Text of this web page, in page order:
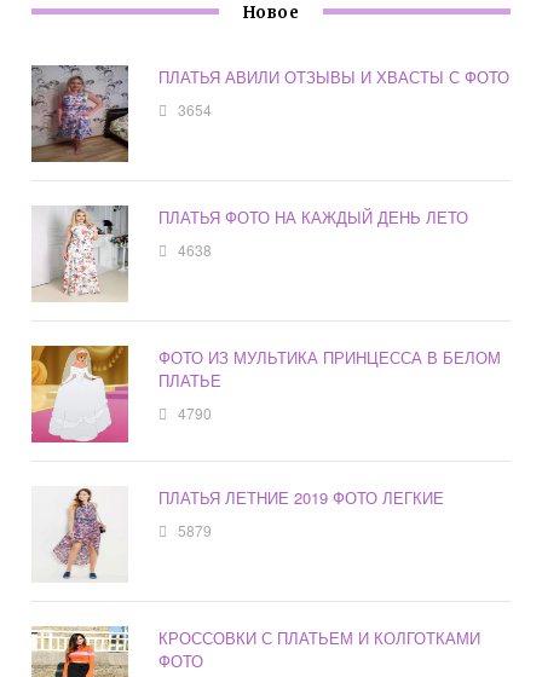
Новое
ПЛАТЬЯ АВИЛИ ОТЗЫВЫ И ХВАСТЫ С ФОТО
3654
ПЛАТЬЯ ФОТО НА КАЖДЫЙ ДЕНЬ ЛЕТО
4638
ФОТО ИЗ МУЛЬТИКА ПРИНЦЕССА В БЕЛОМ
ПЛАТЬЕ
4790
ПЛАТЬЯ ЛЕТНИЕ 2019 ФОТО ЛЕГКИЕ
5879
КРОССОВКИ С ПЛАТЬЕМ И КОЛГОТКАМИ
ФОТО